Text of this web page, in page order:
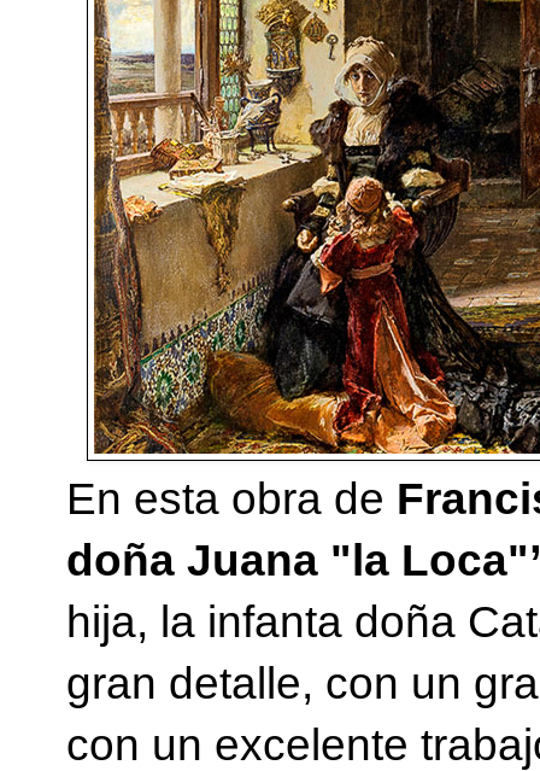
En esta obra de
doña Juana "la
hija, la infanta doña
gran detalle, con un
con un excelente